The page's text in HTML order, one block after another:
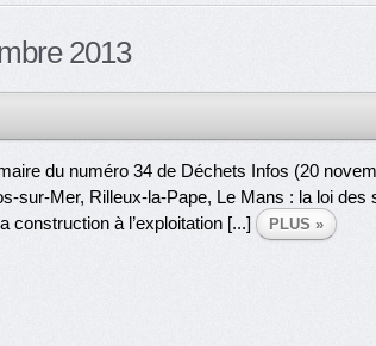
2013
du numéro 34 de Déchets Infos (20
sur-Mer, Rilleux-la-Pape, Le Mans : la loi des
construction à l’exploitation [...]
PLUS »